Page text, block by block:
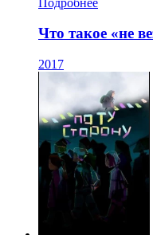
Что такое «не
2017